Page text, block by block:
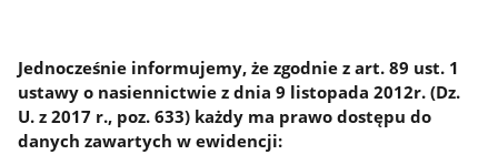
Jednocześnie informujemy, że zgodnie z art. 89 ust. 1
ustawy o nasiennictwie z dnia 9 listopada 2012r. (Dz.
U. z 2017 r., poz. 633) każdy ma prawo dostępu do
danych zawartych w ewidencji: